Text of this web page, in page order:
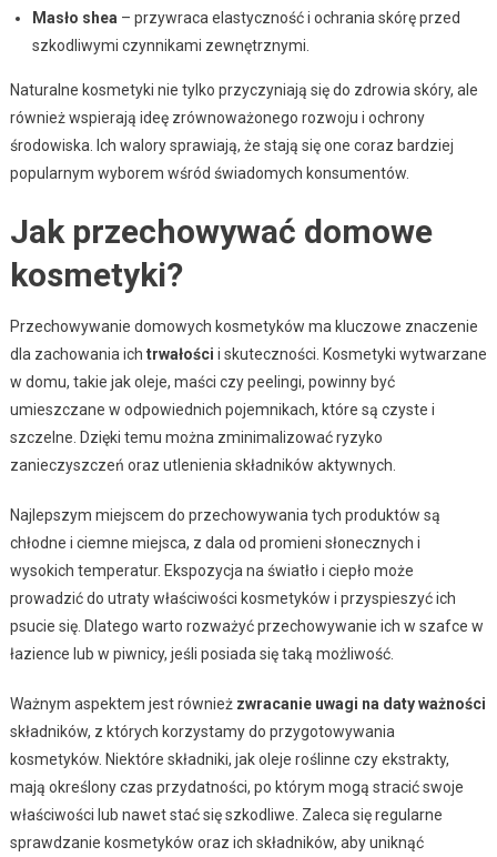
Masło shea – przywraca elastyczność i ochrania skórę przed
szkodliwymi czynnikami zewnętrznymi.
Naturalne kosmetyki nie tylko przyczyniają się do zdrowia skóry, ale
również wspierają ideę zrównoważonego rozwoju i ochrony
środowiska. Ich walory sprawiają, że stają się one coraz bardziej
popularnym wyborem wśród świadomych konsumentów.
Jak przechowywać domowe
kosmetyki?
Przechowywanie domowych kosmetyków ma kluczowe znaczenie
dla zachowania ich trwałości i skuteczności. Kosmetyki wytwarzane
w domu, takie jak oleje, maści czy peelingi, powinny być
umieszczane w odpowiednich pojemnikach, które są czyste i
szczelne. Dzięki temu można zminimalizować ryzyko
zanieczyszczeń oraz utlenienia składników aktywnych.
Najlepszym miejscem do przechowywania tych produktów są
chłodne i ciemne miejsca, z dala od promieni słonecznych i
wysokich temperatur. Ekspozycja na światło i ciepło może
prowadzić do utraty właściwości kosmetyków i przyspieszyć ich
psucie się. Dlatego warto rozważyć przechowywanie ich w szafce w
łazience lub w piwnicy, jeśli posiada się taką możliwość.
Ważnym aspektem jest również zwracanie uwagi na daty ważności
składników, z których korzystamy do przygotowywania
kosmetyków. Niektóre składniki, jak oleje roślinne czy ekstrakty,
mają określony czas przydatności, po którym mogą stracić swoje
właściwości lub nawet stać się szkodliwe. Zaleca się regularne
sprawdzanie kosmetyków oraz ich składników, aby uniknąć